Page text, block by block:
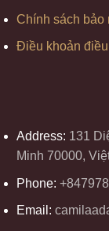
Chính sách bảo
Điều khoản
Address: 131
Minh 70000,
Phone:
Email: